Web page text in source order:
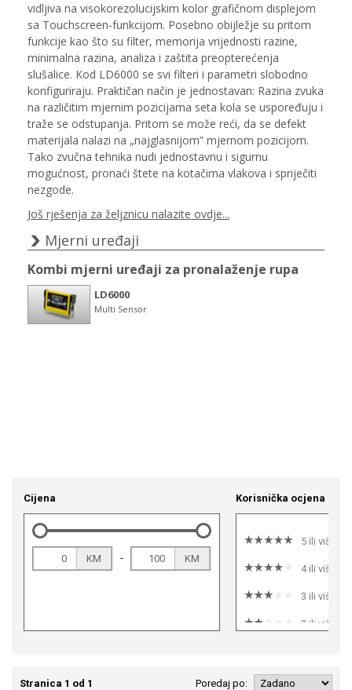
Cijena
KM - KM
Korisnička ocjena
5 ili više
4 ili više
3 ili više
2 ili više
Stranica 1 od 1 Poredaj po: